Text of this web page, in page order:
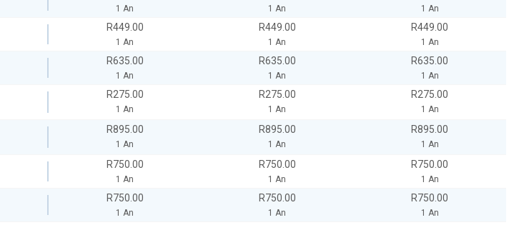
1 An 1 An 1 An
R449.00
1 An
R449.00
1 An
R449.00
1 An
R635.00
1 An
R635.00
1 An
R635.00
1 An
R275.00
1 An
R275.00
1 An
R275.00
1 An
R895.00
1 An
R895.00
1 An
R895.00
1 An
R750.00
1 An
R750.00
1 An
R750.00
1 An
R750.00
1 An
R750.00
1 An
R750.00
1 An